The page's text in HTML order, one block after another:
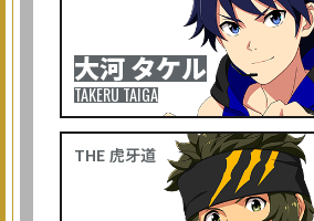
大河 タケル
TAKERU TAIGA